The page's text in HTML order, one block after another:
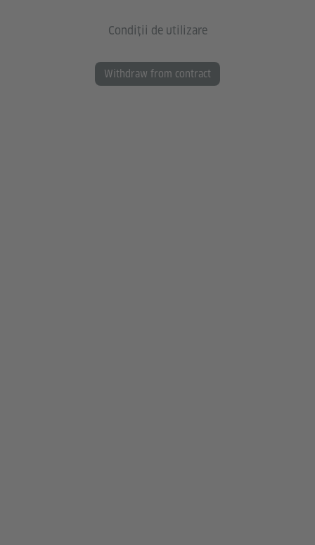
Condiții de utilizare
Withdraw from contract